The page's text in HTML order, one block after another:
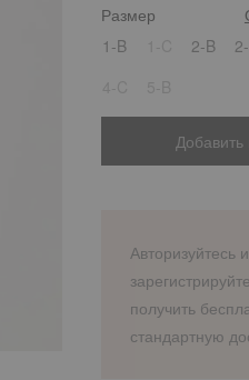
Размер
1-B
2-B
Добавить
Авторизуйтесь
получить
стандартную